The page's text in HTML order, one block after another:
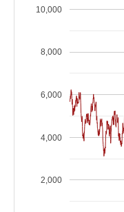
2,000
4,000
6,000
8,000
10,000